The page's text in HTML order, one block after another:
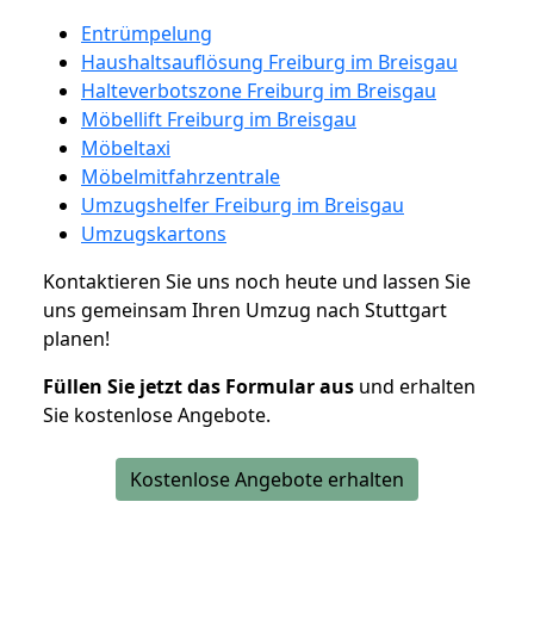
Entrümpelung
Haushaltsauflösung Freiburg im Breisgau
Halteverbotszone Freiburg im Breisgau
Möbellift Freiburg im Breisgau
Möbeltaxi
Möbelmitfahrzentrale
Umzugshelfer Freiburg im Breisgau
Umzugskartons
Kontaktieren Sie uns noch heute und lassen Sie
uns gemeinsam Ihren Umzug nach Stuttgart
planen!
Füllen Sie jetzt das Formular aus und erhalten
Sie kostenlose Angebote.
Kostenlose Angebote erhalten